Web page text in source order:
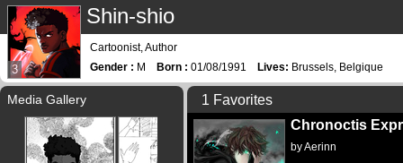
3
Shin-shio
Cartoonist, Author
Gender : M Born : 01/08/1991 Lives: Brussels, Belgique
Media Gallery
1 Favorites
Chronoctis
byAerinn